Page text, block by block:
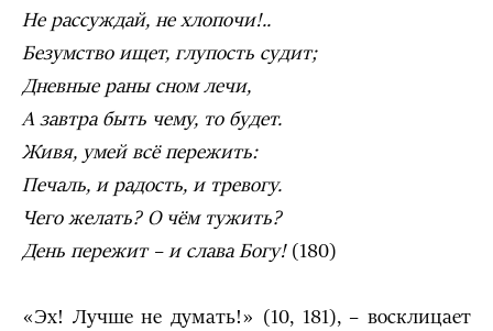
Не рассуждай, не хлопочи!..
Безумство ищет, глупость судит;
Дневные раны сном лечи,
А завтра быть чему, то будет.
Живя, умей всё пережить:
Печаль, и радость, и тревогу.
Чего желать? О чём тужить?
День пережит – и слава Богу!(180)
«Эх! Лучше не думать!» (10, 181), – восклицает